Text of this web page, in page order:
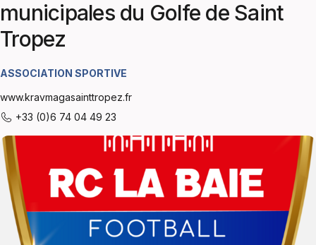
municipales du Golfe de Saint
Tropez
ASSOCIATION SPORTIVE
www.kravmagasainttropez.fr
+33 (0)6 74 04 49 23